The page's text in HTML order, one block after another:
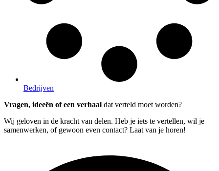
Bedrijven
Vragen, ideeën of een verhaal dat verteld moet worden?
Wij geloven in de kracht van delen. Heb je iets te vertellen, wil je
samenwerken, of gewoon even contact? Laat van je horen!